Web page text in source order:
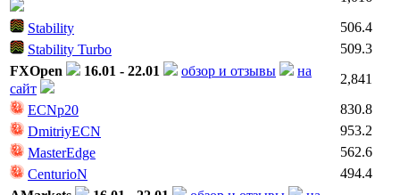
Stability
506.4
Stability Turbo
509.3
FXOpen
16.01 - 22.01 обзор и отзывы
на
сайт
2,841
ECNp20
830.8
DmitriyECN
953.2
MasterEdge
562.6
CenturioN
494.4